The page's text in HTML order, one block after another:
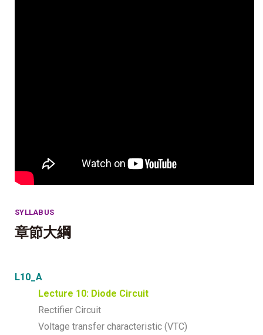
SYLLABUS
章節大綱
L10_A
Lecture 10: Diode Circuit
Rectifier Circuit
Voltage transfer characteristic (VTC)